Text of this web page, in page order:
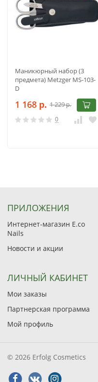
Маникюрный набор (3
предмета) Metzger MS-103-
D
1 168 р. 1 229р.
0
ПРИЛОЖЕНИЯ
Интернет-магазин E.co
Nails
Новости и акции
ЛИЧНЫЙ КАБИНЕТ
Мои заказы
Партнерская программа
Мой профиль
© 2026 Erfolg Cosmetics